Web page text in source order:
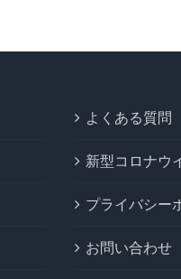
よくある質問
新型コロナウ
プライバシー
お問い合わせ